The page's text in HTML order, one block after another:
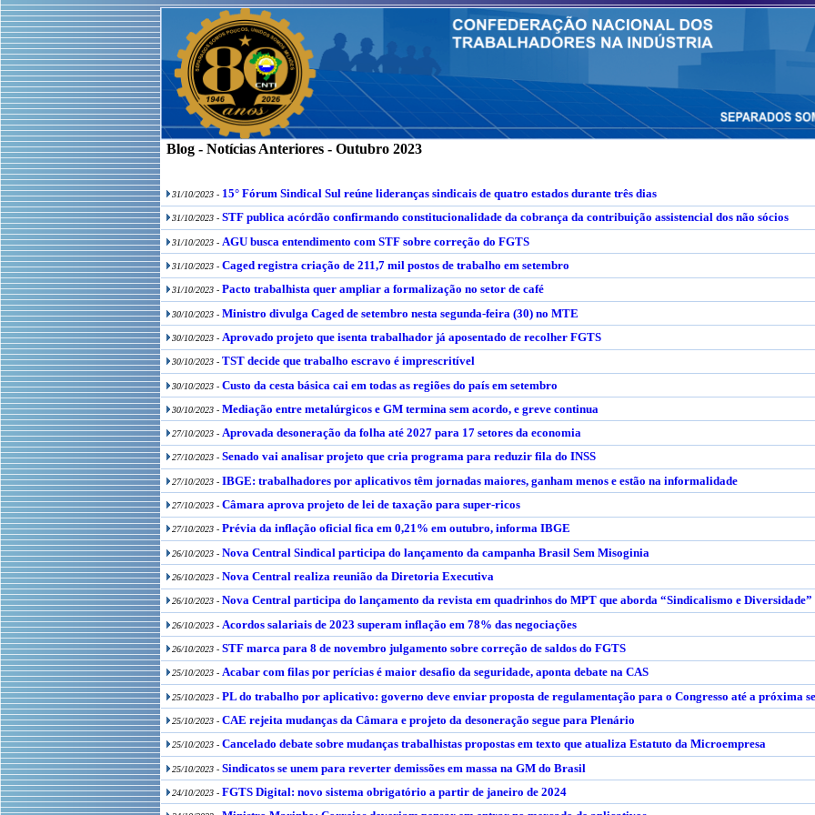
Blog - Notícias Anteriores - Outubro 2023
31/10/2023 - 15° Fórum Sindical Sul reúne lideranças sindicais de quatro estados durante três dias
31/10/2023 - STF publica acórdão confirmando constitucionalidade da cobrança da contribuição assistencial dos não sócios
31/10/2023 - AGU busca entendimento com STF sobre correção do FGTS
31/10/2023 - Caged registra criação de 211,7 mil postos de trabalho em setembro
31/10/2023 - Pacto trabalhista quer ampliar a formalização no setor de café
30/10/2023 - Ministro divulga Caged de setembro nesta segunda-feira (30) no MTE
30/10/2023 - Aprovado projeto que isenta trabalhador já aposentado de recolher FGTS
30/10/2023 - TST decide que trabalho escravo é imprescritível
30/10/2023 - Custo da cesta básica cai em todas as regiões do país em setembro
30/10/2023 - Mediação entre metalúrgicos e GM termina sem acordo, e greve continua
27/10/2023 - Aprovada desoneração da folha até 2027 para 17 setores da economia
27/10/2023 - Senado vai analisar projeto que cria programa para reduzir fila do INSS
27/10/2023 - IBGE: trabalhadores por aplicativos têm jornadas maiores, ganham menos e estão na informalidade
27/10/2023 - Câmara aprova projeto de lei de taxação para super-ricos
27/10/2023 - Prévia da inflação oficial fica em 0,21% em outubro, informa IBGE
26/10/2023 - Nova Central Sindical participa do lançamento da campanha Brasil Sem Misoginia
26/10/2023 - Nova Central realiza reunião da Diretoria Executiva
26/10/2023 - Nova Central participa do lançamento da revista em quadrinhos do MPT que aborda “Sindicalismo e Diversidade”
26/10/2023 - Acordos salariais de 2023 superam inflação em 78% das negociações
26/10/2023 - STF marca para 8 de novembro julgamento sobre correção de saldos do FGTS
25/10/2023 - Acabar com filas por perícias é maior desafio da seguridade, aponta debate na CAS
25/10/2023 - PL do trabalho por aplicativo: governo deve enviar proposta de regulamentação para o Congresso até a próxima
25/10/2023 - CAE rejeita mudanças da Câmara e projeto da desoneração segue para Plenário
25/10/2023 - Cancelado debate sobre mudanças trabalhistas propostas em texto que atualiza Estatuto da Microempresa
25/10/2023 - Sindicatos se unem para reverter demissões em massa na GM do Brasil
24/10/2023 - FGTS Digital: novo sistema obrigatório a partir de janeiro de 2024